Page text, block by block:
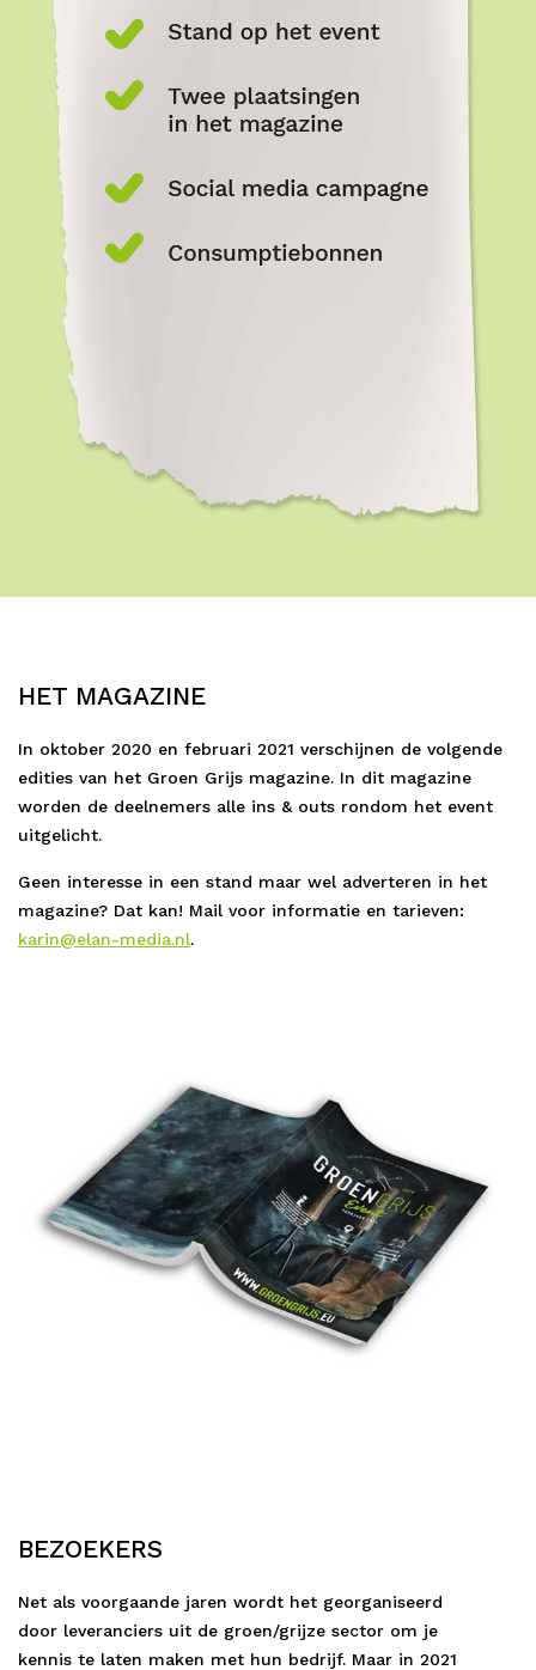
HET MAGAZINE
In oktober 2020 en februari 2021 verschijnen de volgende
edities van het Groen Grijs magazine. In dit magazine
worden de deelnemers alle ins & outs rondom het event
uitgelicht.
Geen interesse in een stand maar wel adverteren in het
magazine? Dat kan! Mail voor informatie en tarieven:
karin@elan-media.nl.
BEZOEKERS
Net als voorgaande jaren wordt het georganiseerd
door leveranciers uit de groen/grijze sector om je
kennis te laten maken met hun bedrijf. Maar in 2021